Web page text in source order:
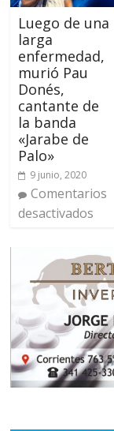
Luego de una
larga
enfermedad,
murió Pau
Donés,
cantante de
la banda
«Jarabe de
Palo»
9 junio, 2020
Comentarios
desactivados